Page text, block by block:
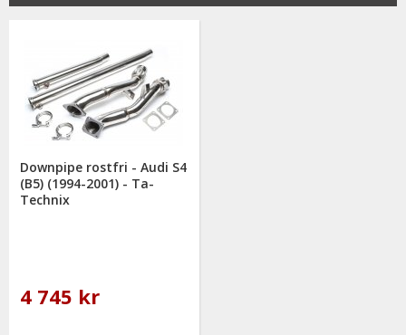
Downpipe rostfri - Audi S4
(B5) (1994-2001) - Ta-
Technix
4 745 kr